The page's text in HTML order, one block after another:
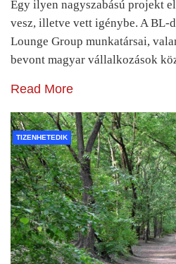
Egy ilyen nagyszabású projekt
vesz, illetve vett igénybe. A BL-
Lounge Group munkatársai,
bevont magyar vállalkozások
Read More
TIZENHETEDIK